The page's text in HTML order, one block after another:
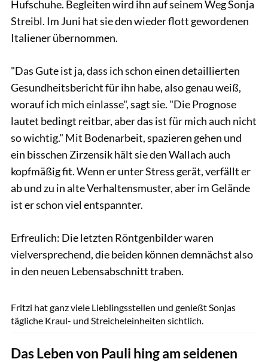
Hufschuhe. Begleiten wird ihn auf seinem Weg Sonja
Streibl. Im Juni hat sie den wieder flott gewordenen
Italiener übernommen.
"Das Gute ist ja, dass ich schon einen detaillierten
Gesundheitsbericht für ihn habe, also genau weiß,
worauf ich mich einlasse", sagt sie. "Die Prognose
lautet bedingt reitbar, aber das ist für mich auch nicht
so wichtig." Mit Bodenarbeit, spazieren gehen und
ein bisschen Zirzensik hält sie den Wallach auch
kopfmäßig fit. Wenn er unter Stress gerät, verfällt er
ab und zu in alte Verhaltensmuster, aber im Gelände
ist er schon viel entspannter.
Erfreulich: Die letzten Röntgenbilder waren
vielversprechend, die beiden können demnächst also
in den neuen Lebensabschnitt traben.
Fritzi hat ganz viele Lieblingsstellen und genießt Sonjas
tägliche Kraul- und Streicheleinheiten sichtlich.
Das Leben von Pauli hing am seidenen